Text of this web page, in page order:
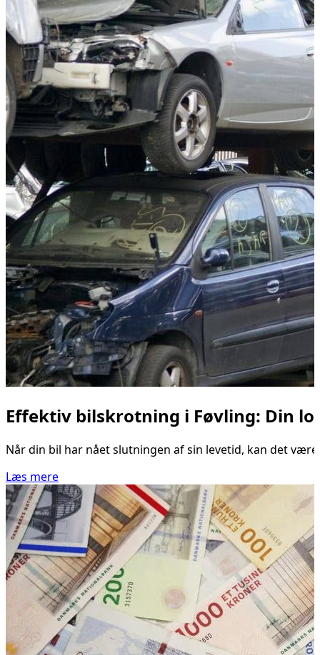
Effektiv bilskrotning i Føvling: Din
Når din bil har nået slutningen af sin levetid, kan det
Læs mere